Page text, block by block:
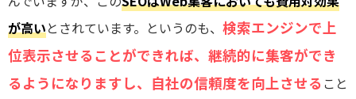
が高いとされています。というのも、 検索エンジンで上
位表示させることができれば、継続的に集客ができ
るようになりますし、自社の信頼度を向上させる こと